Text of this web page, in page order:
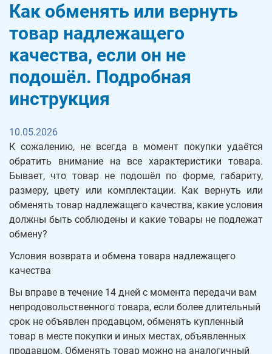
Как обменять или вернуть
товар надлежащего
качества, если он не
подошёл. Подробная
инструкция
10.05.2026
К сожалению, не всегда в момент покупки удаётся
обратить внимание на все характеристики товара.
Бывает, что товар не подошёл по форме, габариту,
размеру, цвету или комплектации. Как вернуть или
обменять товар надлежащего качества, какие условия
должны быть соблюдены и какие товары не подлежат
обмену?
Условия возврата и обмена товара надлежащего
качества
Вы вправе в течение 14 дней с момента передачи вам
непродовольственного товара, если более длительный
срок не объявлен продавцом, обменять купленный
товар в месте покупки и иных местах, объявленных
продавцом. Обменять товар можно на аналогичный